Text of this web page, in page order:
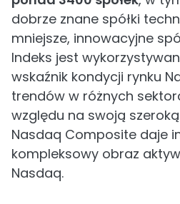
dobrze znane spółki
mniejsze, innowacyjne
Indeks jest
wskaźnik kondycji rynku
trendów w różnych
względu na swoją
Nasdaq Composite daje
kompleksowy obraz
Nasdaq.